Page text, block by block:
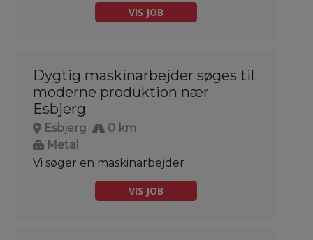
VIS JOB
Dygtig maskinarbejder søges til
moderne produktion nær
Esbjerg
Esbjerg
0 km
Metal
Vi søger en maskinarbejder
VIS JOB